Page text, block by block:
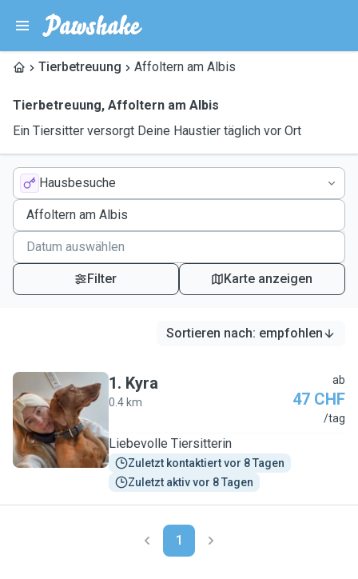
Tierbetreuung Affoltern am Albis
Tierbetreuung, Affoltern am Albis
Ein Tiersitter versorgt Deine Haustier täglich vor Ort
Hausbesuche
Filter Karte anzeigen
Sortieren nach: empfohlen
K
1. Kyra
0.4 km
ab
47 CHF
/tag
Liebevolle Tiersitterin
Zuletzt kontaktiert vor 8 Tagen
Zuletzt aktiv vor 8 Tagen
1